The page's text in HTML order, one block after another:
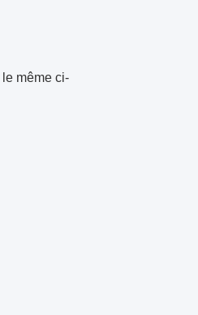
même ci-